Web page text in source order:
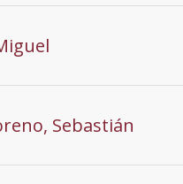
Sebastián